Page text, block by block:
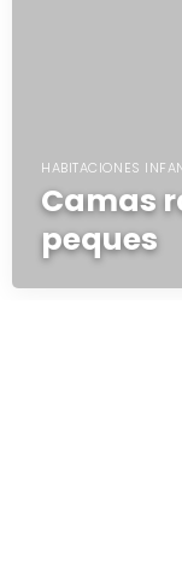
HABITACIONES
Camas
peques